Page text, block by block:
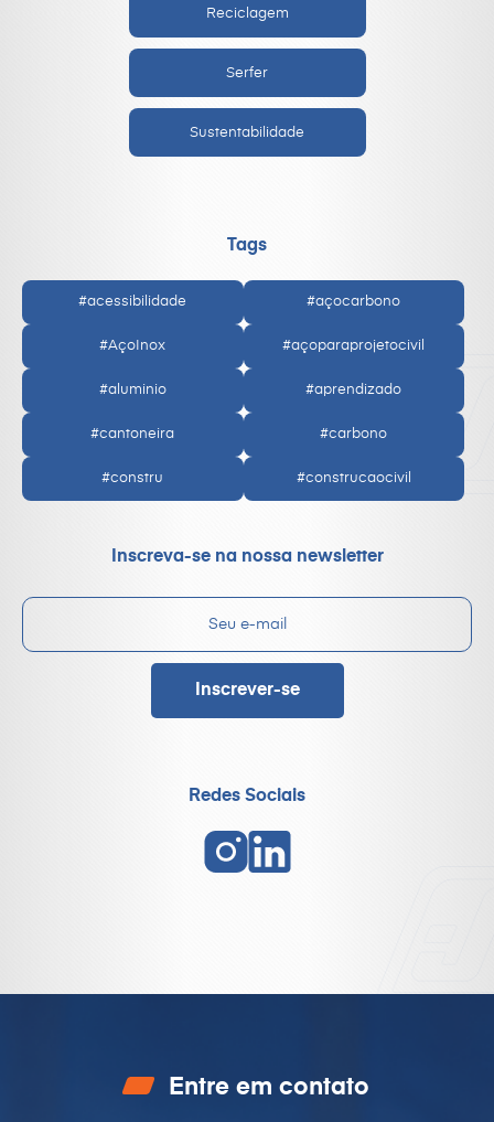
Reciclagem
Serfer
Sustentabilidade
Tags
#acessibilidade #açocarbono
#AçoInox #açoparaprojetocivil
#aluminio #aprendizado
#cantoneira #carbono
#constru #construcaocivil
Inscreva-se na nossa newsletter
Redes Sociais
Entre em contato